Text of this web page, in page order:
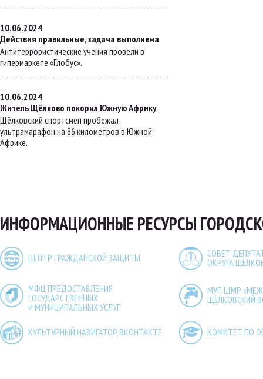
10.06.2024
Действия правильные, задача выполнена
Антитеррористические учения провели в
гипермаркете «Глобус».
10.06.2024
Житель Щёлково покорил Южную Африку
Щёлковский спортсмен пробежал
ультрамарафон на 86 километров в Южной
Африке.
ИНФОРМАЦИОННЫЕ РЕСУРСЫ
ЦЕНТР ГРАЖДАНСКОЙ ЗАЩИТЫ
СОВЕТ
ОКРУГА
МФЦ ПРЕДОСТАВЛЕНИЯ
ГОСУДАРСТВЕННЫХ
И МУНИЦИПАЛЬНЫХ УСЛУГ
МУП ЩМР
ЩЁЛКОВСКИЙ
КУЛЬТУРНЫЙ НАВИГАТОР ВКОНТАКТЕ КОМИТЕТ ПО